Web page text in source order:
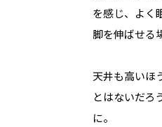
を感じ、よく
脚を伸ばせる
天井も高いほ
とはないだろ
に。